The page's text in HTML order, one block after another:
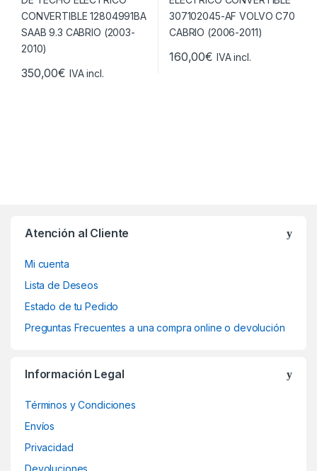
350,00€ IVA incl.
160,00€ IVA incl.
Atención al Cliente
Mi cuenta
Lista de Deseos
Estado de tu Pedido
Preguntas Frecuentes a una compra online o devolución
Información Legal
Términos y Condiciones
Envíos
Privacidad
Devoluciones